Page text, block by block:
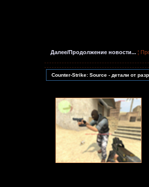
Далее/Продолжение новости... ¦
Counter-Strike: Source - детали от